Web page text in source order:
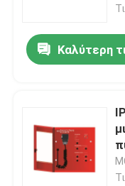
Καλύτερη